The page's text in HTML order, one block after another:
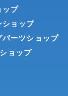
ップ
ショップ
パーツショップ
ョップ